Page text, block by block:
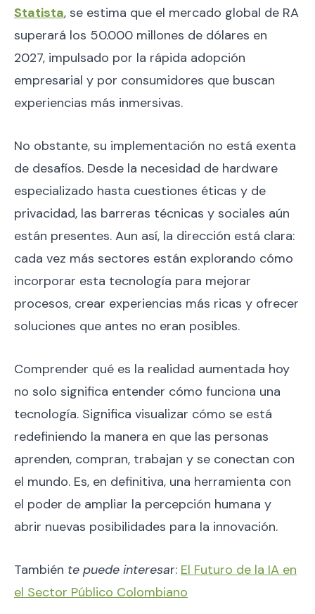
Statista, se estima que el mercado global de RA
superará los 50.000 millones de dólares en
2027, impulsado por la rápida adopción
empresarial y por consumidores que buscan
experiencias más inmersivas.
No obstante, su implementación no está exenta
de desafíos. Desde la necesidad de hardware
especializado hasta cuestiones éticas y de
privacidad, las barreras técnicas y sociales aún
están presentes. Aun así, la dirección está clara:
cada vez más sectores están explorando cómo
incorporar esta tecnología para mejorar
procesos, crear experiencias más ricas y ofrecer
soluciones que antes no eran posibles.
Comprender qué es la realidad aumentada hoy
no solo significa entender cómo funciona una
tecnología. Significa visualizar cómo se está
redefiniendo la manera en que las personas
aprenden, compran, trabajan y se conectan con
el mundo. Es, en definitiva, una herramienta con
el poder de ampliar la percepción humana y
abrir nuevas posibilidades para la innovación.
También te puede interesar: El Futuro de la IA en
el Sector Público Colombiano